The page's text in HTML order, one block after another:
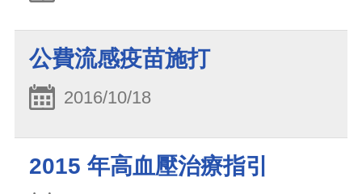
公費流感疫苗施打
2016/10/18
2015 年高血壓治療指引